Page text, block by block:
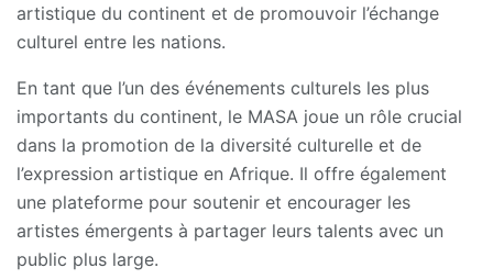
artistique du continent et de promouvoir l’échange
culturel entre les nations.
En tant que l’un des événements culturels les plus
importants du continent, le MASA joue un rôle crucial
dans la promotion de la diversité culturelle et de
l’expression artistique en Afrique. Il offre également
une plateforme pour soutenir et encourager les
artistes émergents à partager leurs talents avec un
public plus large.